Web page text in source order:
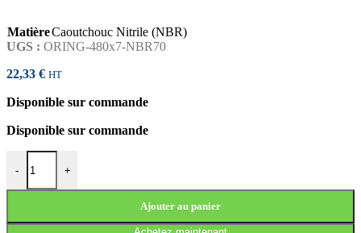
MatièreCaoutchouc Nitrile (NBR)
UGS : ORING-480x7-NBR70
22,33 € HT
Disponible sur commande
Disponible sur commande
-
quantité de JOINT TORIQUE 480x7 NBR70
+
Ajouter au panier